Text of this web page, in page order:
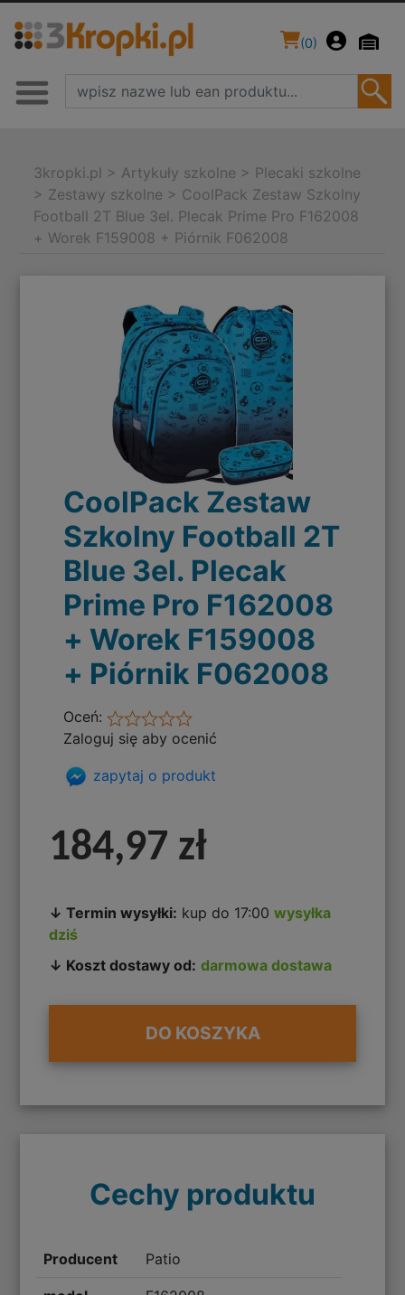
(0)
3kropki.pl > Artykuły szkolne > Plecaki szkolne
> Zestawy szkolne > CoolPack Zestaw Szkolny
Football 2T Blue 3el. Plecak Prime Pro F162008
+ Worek F159008 + Piórnik F062008
CoolPack Zestaw
Szkolny Football 2T
Blue 3el. Plecak
Prime Pro F162008
+ Worek F159008
+ Piórnik F062008
Oceń:
Zaloguj się aby ocenić
zapytaj o produkt
184,97 zł
↓ Termin wysyłki: kup do 17:00wysyłka
dziś
↓ Koszt dostawy od: darmowa dostawa
DO KOSZYKA
Cechy produktu
Producent Patio